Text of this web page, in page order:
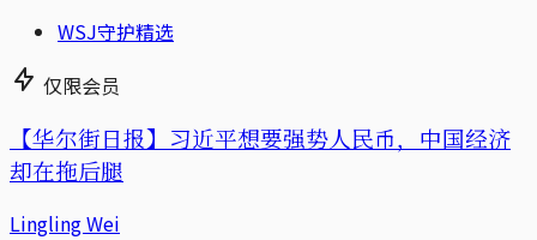
WSJ守护精选
仅限会员
【华尔街日报】习近平想要强势人民币，中国经济
却在拖后腿
Lingling Wei